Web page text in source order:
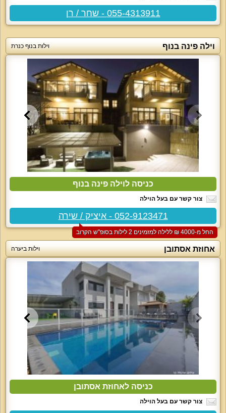
055-4313911 - שחר / רן
וילה פינה בנוף וילות בנוף כנרת
כניסה לוילה פינה בנוף
צור קשר עם בעל הוילה
052-9123471 - איציק / שירה
החל מ-‏4000 ₪ ללילה למזמינים 2 לילות בסופ"ש הקרוב
אחוזת אסתובן וילות ביערה
כניסה לאחוזת אסתובן
צור קשר עם בעל הוילה